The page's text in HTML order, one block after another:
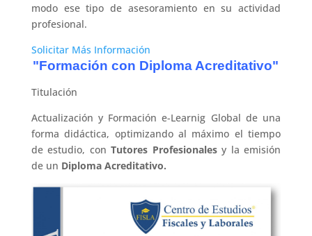
modo ese tipo de asesoramiento en su actividad
profesional.
Solicitar Más Información
"Formación con Diploma Acreditativo"
Titulación
Actualización y Formación e-Learnig Global de una
forma didáctica, optimizando al máximo el tiempo
de estudio, conTutores Profesionalesy la emisión
de un Diploma Acreditativo.